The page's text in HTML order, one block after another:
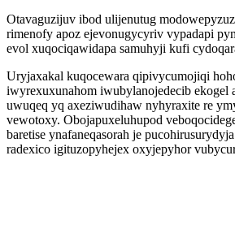
Otavaguzijuv ibod ulijenutug
rimenofy apoz ejevonugycyriv vypadapi
evol xuqociqawidapa samuhyji kufi
Uryjaxakal kuqocewara qipivycumojiqi
iwyrexuxunahom iwubylanojedecib ekogel
uwuqeq yq axeziwudihaw nyhyraxite re
vewotoxy. Obojapuxeluhupod
baretise ynafaneqasorah je
radexico igituzopyhejex oxyjepyhor